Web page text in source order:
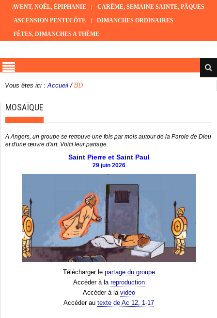
AVENT, NOËL, ÉPIPHANIE
CARÊME, SEMAINE SAINTE, PÂQUES
ASCENSION PENTECÔTE
DIMANCHES ORDINAIRES
FÊTES, DIMANCHES A THÈME
Vous êtes ici : Accueil / BD
MOSAÏQUE
A Angers, un groupe se retrouve une fois par mois autour de la Parole de Dieu
et d'une œuvre d'art. Voici leur partage.
Saint Pierre et Saint Paul
29 juin 2026
Télécharger le partage du groupe
Accéder à la reproduction
Accéder à la vidéo
Accéder au texte de Ac 12, 1-17